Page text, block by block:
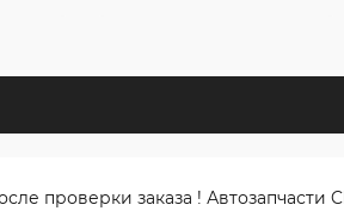
проверки заказа ! Автозапчасти